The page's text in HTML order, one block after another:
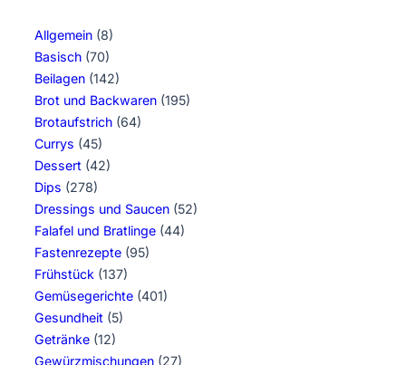
Allgemein (8)
Basisch (70)
Beilagen (142)
Brot und Backwaren (195)
Brotaufstrich (64)
Currys (45)
Dessert (42)
Dips (278)
Dressings und Saucen (52)
Falafel und Bratlinge (44)
Fastenrezepte (95)
Frühstück (137)
Gemüsegerichte (401)
Gesundheit (5)
Getränke (12)
Gewürzmischungen (27)